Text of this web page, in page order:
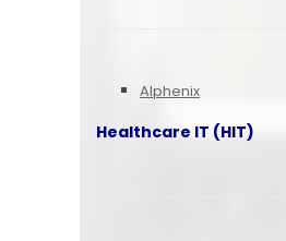
Alphenix
Healthcare IT (HIT)